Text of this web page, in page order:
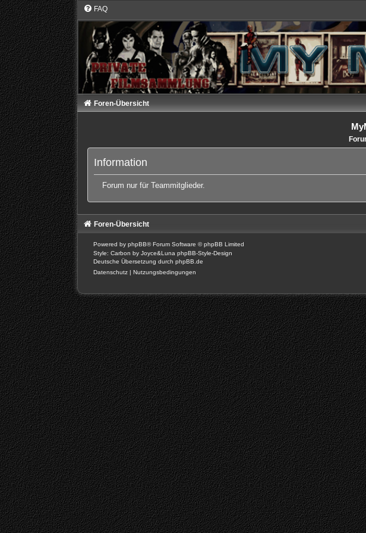
FAQ
Foren-Übersicht
Information
Forum nur für Teammitglieder.
Foren-Übersicht
Powered by phpBB® Forum Software © phpBB Limited
Style: Carbon by Joyce&Luna phpBB-Style-Design
Deutsche Übersetzung durch phpBB.de
Datenschutz | Nutzungsbedingungen